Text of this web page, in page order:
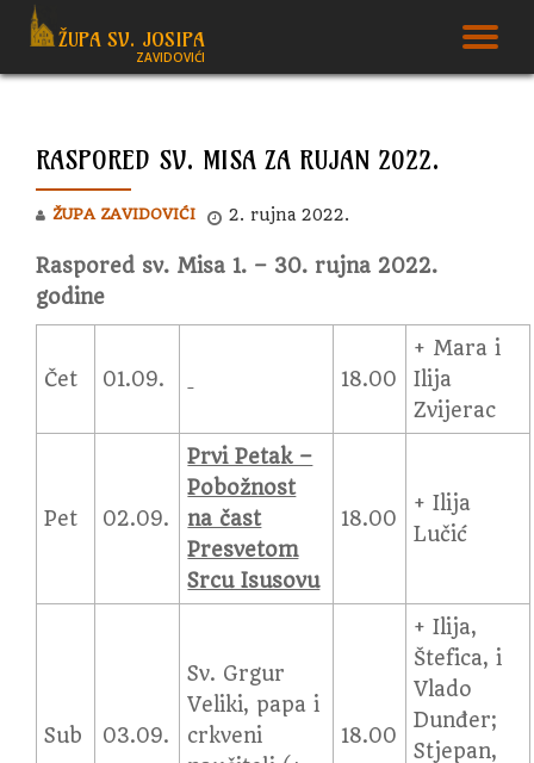
to
ŽUPA SV. JOSIPA
ZAVIDOVIĆI
RASPORED SV. MISA ZA RUJAN 2022.
ŽUPA ZAVIDOVIĆI 2. rujna 2022.
Raspored sv. Misa 1. – 30. rujna 2022.
godine
Čet 01.09. 18.00
+ Mara i
Ilija
Zvijerac
Pet 02.09.
Prvi Petak –
Pobožnost
na čast
Presvetom
Srcu Isusovu
18.00
+ Ilija
Lučić
Sub 03.09.
Sv. Grgur
Veliki, papa i
crkveni
18.00
+ Ilija,
Štefica, i
Vlado
Dunđer;
Stjepan,